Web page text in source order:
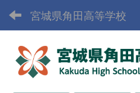
宮城県角田高等学校